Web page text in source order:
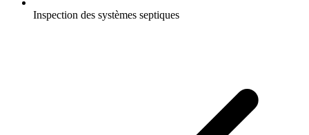
Inspection des systèmes septiques